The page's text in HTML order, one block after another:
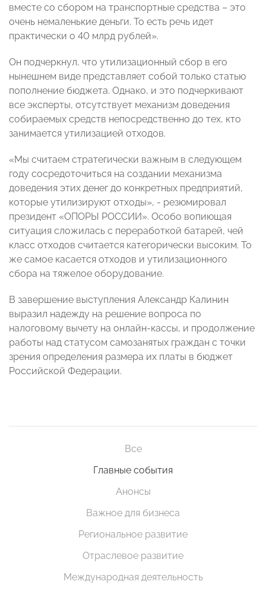
вместе со сбором на транспортные средства – это
очень немаленькие деньги. То есть речь идет
практически о 40 млрд рублей».
Он подчеркнул, что утилизационный сбор в его
нынешнем виде представляет собой только статью
пополнение бюджета. Однако, и это подчеркивают
все эксперты, отсутствует механизм доведения
собираемых средств непосредственно до тех, кто
занимается утилизацией отходов.
«Мы считаем стратегически важным в следующем
году сосредоточиться на создании механизма
доведения этих денег до конкретных предприятий,
которые утилизируют отходы», - резюмировал
президент «ОПОРЫ РОССИИ». Особо вопиющая
ситуация сложилась с переработкой батарей, чей
класс отходов считается категорически высоким. То
же самое касается отходов и утилизационного
сбора на тяжелое оборудование.
В завершение выступления Александр Калинин
выразил надежду на решение вопроса по
налоговому вычету на онлайн-кассы, и продолжение
работы над статусом самозанятых граждан с точки
зрения определения размера их платы в бюджет
Российской Федерации.
Все
Главные события
Анонсы
Важное для бизнеса
Региональное развитие
Отраслевое развитие
Международная деятельность